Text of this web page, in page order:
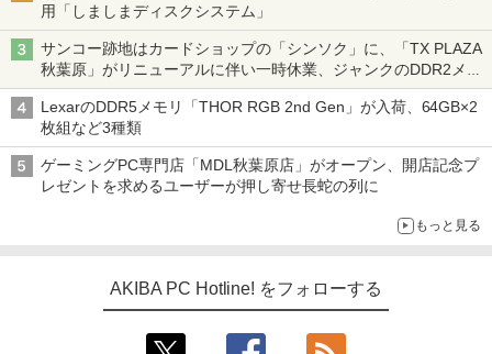
用「しましまディスクシステム」
サンコー跡地はカードショップの「シンソク」に、「TX PLAZA
秋葉原」がリニューアルに伴い一時休業、ジャンクのDDR2メモ
リが100円で販売など～ 最近の秋葉原 ～
LexarのDDR5メモリ「THOR RGB 2nd Gen」が入荷、64GB×2
枚組など3種類
ゲーミングPC専門店「MDL秋葉原店」がオープン、開店記念プ
レゼントを求めるユーザーが押し寄せ長蛇の列に
もっと見る
AKIBA PC Hotline! をフォローする